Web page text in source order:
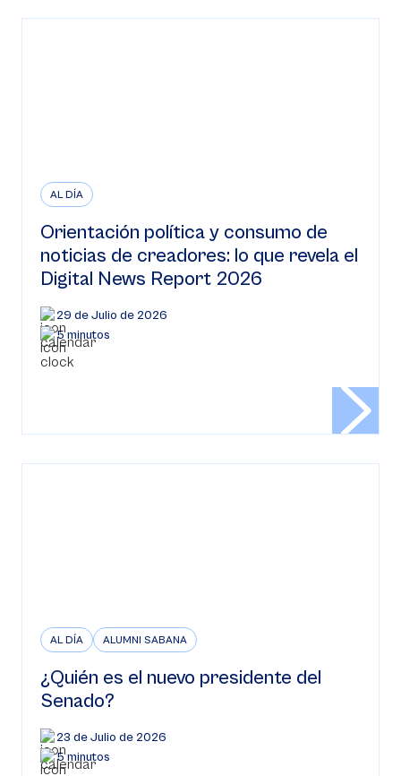
AL DÍA
Orientación política y consumo de
noticias de creadores: lo que revela el
Digital News Report 2026
29 de Julio de 2026
5 minutos
AL DÍA ALUMNI SABANA
¿Quién es el nuevo presidente del
Senado?
23 de Julio de 2026
5 minutos